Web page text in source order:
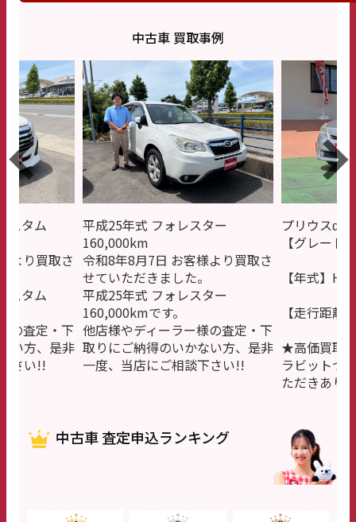
中古車 買取事例
25年式 フォレスター
8年8月7日 お客様より買取さ
いただきました。
25年式 フォレスター
です。
様やディーラー様の査定・下
にご納得のいかない方、是非
、当店にご相談下さい!!
プリウスα
【年式】H25/05
【走行距離】141,000㎞
★高価買取させていただき
ラビットつくば吉瀬店をご
ただきありがとうございま
中古車 査定申込ランキング